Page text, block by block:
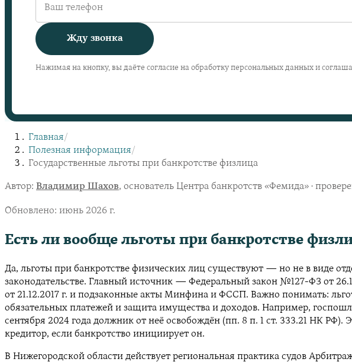
Жду звонка
Нажимая на кнопку, вы даёте согласие на обработку персональных данных и
Главная/
Полезная информация/
Государственные льготы при банкротстве физлица
Автор: Владимир Шахов, основатель Центра банкротств «Фемида» ·
Обновлено: июнь 2026 г.
Есть ли вообще льготы при банкротстве
Да, льготы при банкротстве физических лиц существуют — но не в виде
законодательстве. Главный источник — Федеральный закон №127-ФЗ от
от 21.12.2017 г. и подзаконные акты Минфина и ФССП. Важно понимать:
обязательных платежей и защита имущества и доходов. Например,
сентября 2024 года должник от неё освобождён (пп. 8 п. 1 ст. 333.21 НК
кредитор, если банкротство инициирует он.
В Нижегородской области действует региональная практика судов